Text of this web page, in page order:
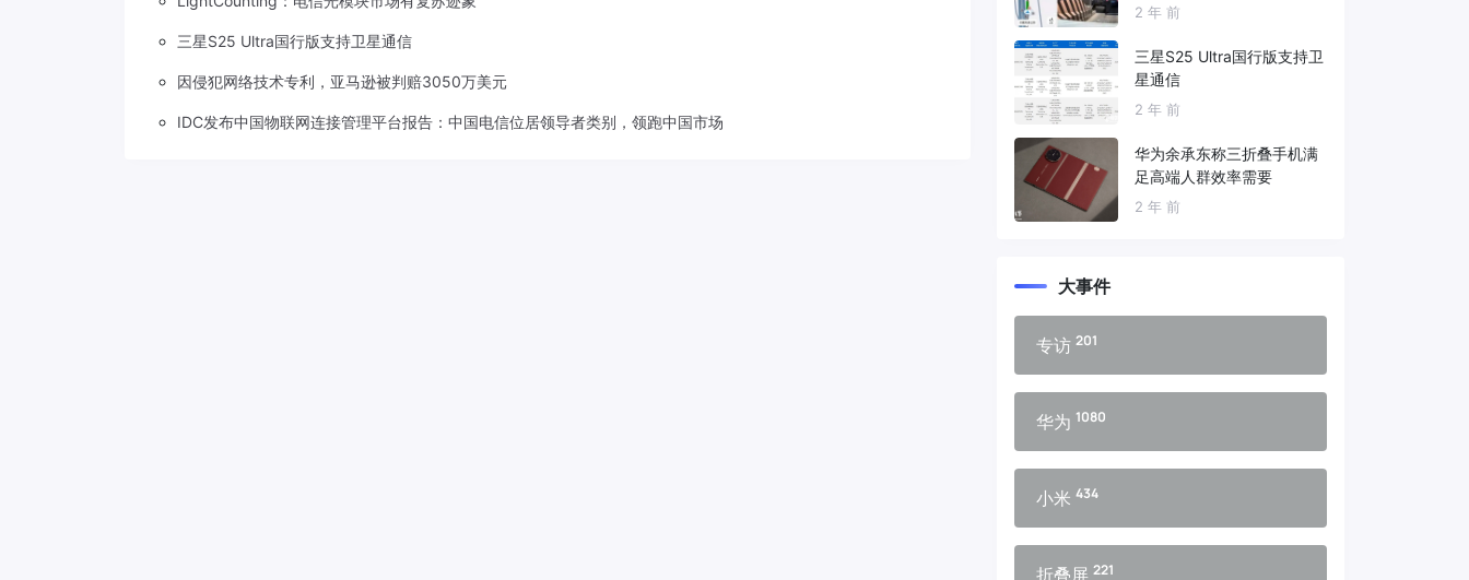
三星S25 Ultra国行版支持卫星通信
因侵犯网络技术专利，亚马逊被判赔3050万美元
IDC发布中国物联网连接管理平台报告：中国电信位居领导者类别，领跑中国市场
布免费服务
2 年 前
三星S25 Ultra国行版支持卫
星通信
2 年 前
华为余承东称三折叠手机满
足高端人群效率需要
2 年 前
大事件
专访 201
华为 1080
小米 434
折叠屏 221